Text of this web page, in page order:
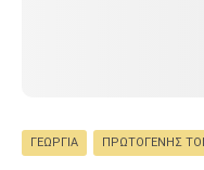
ΓΕΩΡΓΊΑ ΠΡΩΤΟΓΕΝΉΣ